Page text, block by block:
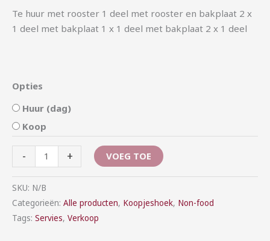
Te huur met rooster 1 deel met rooster en bakplaat 2 x
1 deel met bakplaat 1 x 1 deel met bakplaat 2 x 1 deel
Opties
Huur (dag)
Koop
- + VOEG TOE
SKU: N/B
Categorieën: Alle producten, Koopjeshoek, Non-food
Tags: Servies, Verkoop